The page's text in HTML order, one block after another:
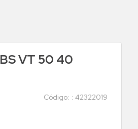
VT 50 40
: 42322019